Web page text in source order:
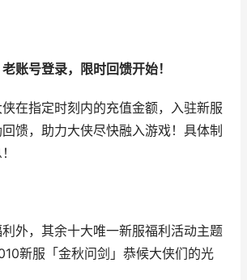
账号登录，限时回馈开始！
在指定时刻内的充值金额，入驻新服
馈，助力大侠尽快融入游戏！具体制
外，其余十大唯一新服福利活动主题
新服「金秋问剑」恭候大侠们的光